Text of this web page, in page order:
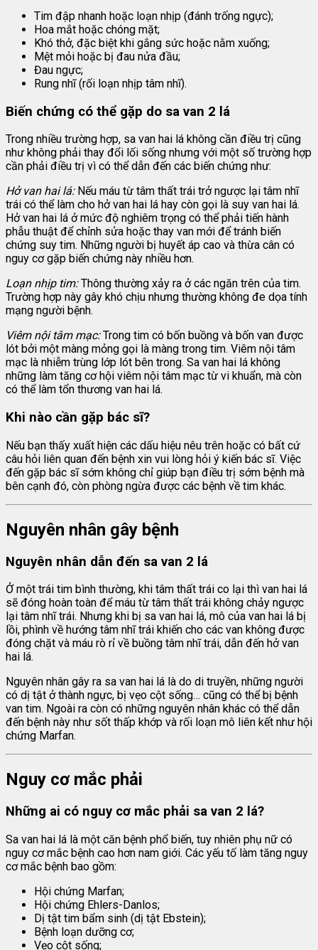
Tim đập nhanh hoặc loạn nhịp (đánh trống ngực);
Hoa mắt hoặc chóng mặt;
Khó thở, đặc biệt khi gắng sức hoặc nằm xuống;
Mệt mỏi hoặc bị đau nửa đầu;
Đau ngực;
Rung nhĩ (rối loạn nhịp tâm nhĩ).
Biến chứng có thể gặp do sa van 2 lá
Trong nhiều trường hợp, sa van hai lá không cần điều trị cũng
như không phải thay đổi lối sống nhưng với một số trường hợp
cần phải điều trị vì có thể dẫn đến các biến chứng như:
Hở van hai lá:Nếu máu từ tâm thất trái trở ngược lại tâm nhĩ
trái có thể làm cho hở van hai lá hay còn gọi là suy van hai lá.
Hở van hai lá ở mức độ nghiêm trọng có thể phải tiến hành
phẫu thuật để chỉnh sửa hoặc thay van mới để tránh biến
chứng suy tim. Những người bị huyết áp cao và thừa cân có
nguy cơ gặp biến chứng này nhiều hơn.
Loạn nhịp tim:Thông thường xảy ra ở các ngăn trên của tim.
Trường hợp này gây khó chịu nhưng thường không đe dọa tính
mạng người bệnh.
Viêm nội tâm mạc:Trong tim có bốn buồng và bốn van được
lót bởi một màng mỏng gọi là màng trong tim. Viêm nội tâm
mạc là nhiễm trùng lớp lót bên trong. Sa van hai lá không
những làm tăng cơ hội viêm nội tâm mạc từ vi khuẩn, mà còn
có thể làm tổn thương van hai lá.
Khi nào cần gặp bác sĩ?
Nếu bạn thấy xuất hiện các dấu hiệu nêu trên hoặc có bất cứ
câu hỏi liên quan đến bệnh xin vui lòng hỏi ý kiến bác sĩ. Việc
đến gặp bác sĩ sớm không chỉ giúp bạn điều trị sớm bệnh mà
bên cạnh đó, còn phòng ngừa được các bệnh về tim khác.
Nguyên nhân gây bệnh
Nguyên nhân dẫn đến sa van 2 lá
Ở một trái tim bình thường, khi tâm thất trái co lại thì van hai lá
sẽ đóng hoàn toàn để máu từ tâm thất trái không chảy ngược
lại tâm nhĩ trái. Nhưng khi bị sa van hai lá, mô của van hai lá bị
lồi, phình về hướng tâm nhĩ trái khiến cho các van không được
đóng chặt và máu rò rỉ về buồng tâm nhĩ trái, dẫn đến hở van
hai lá.
Nguyên nhân gây ra sa van hai lá là do di truyền, những người
có dị tật ở thành ngực, bị vẹo cột sống… cũng có thể bị bệnh
van tim. Ngoài ra còn có những nguyên nhân khác có thể dẫn
đến bệnh này như sốt thấp khớp và rối loạn mô liên kết như hội
chứng Marfan.
Nguy cơ mắc phải
Những ai có nguy cơ mắc phải sa van 2 lá?
Sa van hai lá là một căn bệnh phổ biến, tuy nhiên phụ nữ có
nguy cơ mắc bệnh cao hơn nam giới. Các yếu tố làm tăng nguy
cơ mắc bệnh bao gồm:
Hội chứng Marfan;
Hội chứng Ehlers-Danlos;
Dị tật tim bẩm sinh (dị tật Ebstein);
Bệnh loạn dưỡng cơ;
Vẹo cột sống;